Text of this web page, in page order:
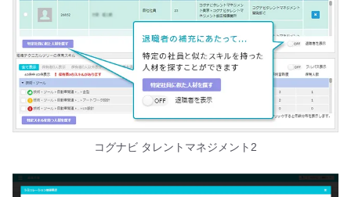
コグナビ タレントマネジメント2